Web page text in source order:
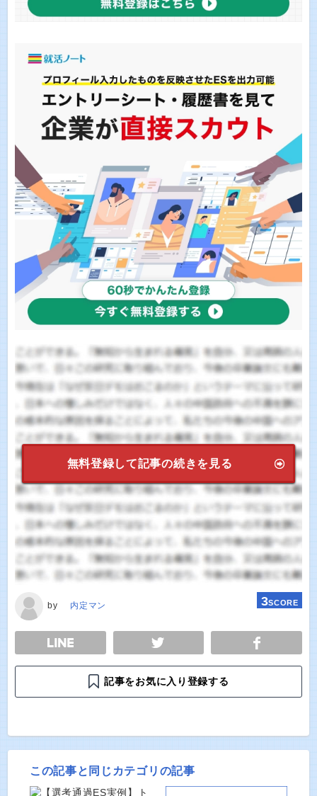
無料登録して記事の続きを見る
by 内定マン 3SCORE
TWEET
記事をお気に入り登録する
この記事と同じカテゴリの記事